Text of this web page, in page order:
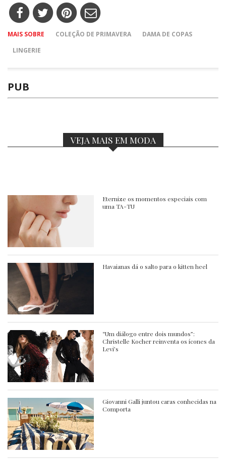
MAIS SOBRE COLEÇÃO DE PRIMAVERA
DAMA DE COPAS
LINGERIE
PUB
VEJA MAIS EM MODA
Eternize os momentos especiais com
uma TA-TU
Havaianas dá o salto para o kitten heel
“Um diálogo entre dois mundos”:
Christelle Kocher reinventa os ícones da
Levi’s
Giovanni Galli juntou caras conhecidas na
Comporta